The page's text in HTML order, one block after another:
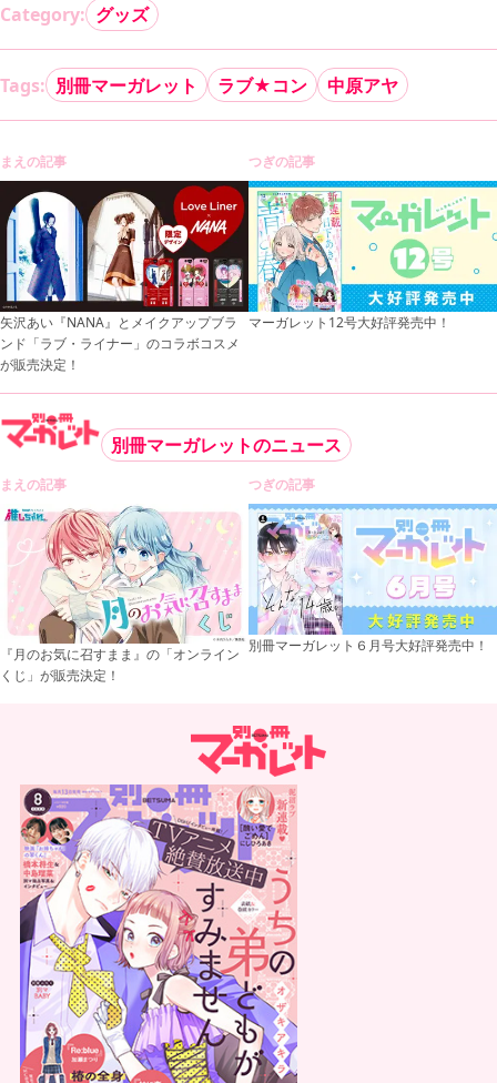
Category: グッズ
Tags: 別冊マーガレット ラブ★コン 中原アヤ
まえの記事
矢沢あい『NANA』とメイクアップブラ
ンド「ラブ・ライナー」のコラボコスメ
が販売決定！
つぎの記事
マーガレット12号大好評発売中！
別冊マーガレットのニュース
まえの記事
『月のお気に召すまま』の「オンライン
くじ」が販売決定！
つぎの記事
別冊マーガレット６月号大好評発売中！